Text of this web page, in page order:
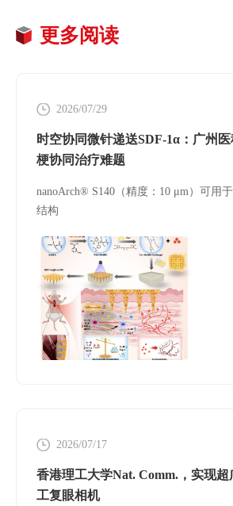
更多阅读
2026/07/29
时空协同微针递送SDF-1α：广州
梗协同治疗难题
nanoArch® S140（精度：10 μm）可用
结构
2026/07/17
香港理工大学Nat. Comm.，实现超
工复眼相机